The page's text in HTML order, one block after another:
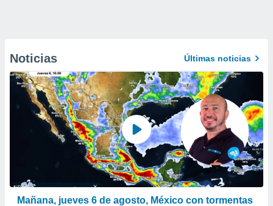
Noticias Últimas noticias
Mañana, jueves 6 de agosto, México con tormentas